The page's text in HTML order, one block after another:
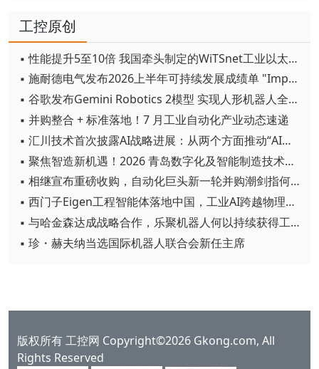
工控原创
▪ 性能提升5至10倍 我国牵头制定的WiTSnet工业以太网国际标准正式发布
▪ 施耐德电气发布2026上半年可持续发展成绩单 "Impact 2030"路线图开局稳健
▪ 谷歌发布Gemini Robotics 2模型 实现人形机器人全身智能控制突破
▪ 并购整合 + 标准落地！7 月工业自动化产业动态速递
▪ 汇川技术首次披露AI战略进展：从两个方面推动“AI业务化”落地
▪ 聚焦智造新机遇！2026 青岛数字化及智能制造技术论坛圆满落幕
▪ 相继宣布重磅收购，自动化巨头新一轮并购潮剑指何方？
▪ 西门子Eigen工程智能体落地中国，工业AI跨越物理世界“确定性”拐点
▪ 与哈金森达成战略合作，乐聚机器人何以持续获得工业巨头青睐？
▪ 珍・赫夫纳当选国际机器人联合会新任主席
版权所有 工控网 Copyright©2026 Gkong.com, All
Rights Reserved